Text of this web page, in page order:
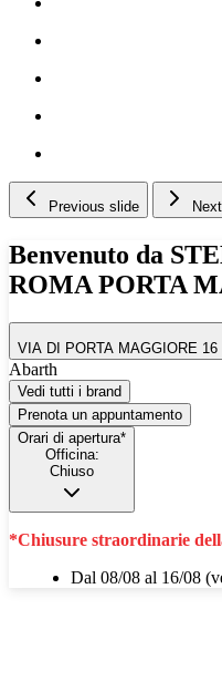
Previous slide
Benvenuto da
ROMA PORTA
VIA DI PORTA MAGGIORE 16
Abarth
Vedi tutti i brand
Prenota un appuntamento
Orari di apertura*
Officina:
Chiuso
*Chiusure straordinarie
Dal 08/08 al 16/08